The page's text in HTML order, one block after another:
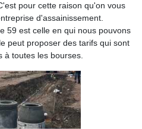
pour cette raison qu'on vous
d'assainissement.
59 est celle en qui nous pouvons
peut proposer des tarifs qui sont
à toutes les bourses.